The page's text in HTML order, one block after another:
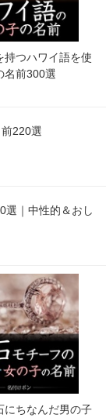
持つハワイ語を使
名前300選
220選
選｜中性的＆おし
にちなんだ男の子